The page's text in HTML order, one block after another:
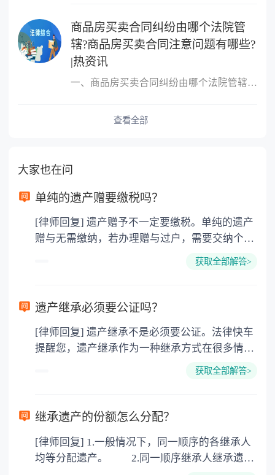
商品房买卖合同纠纷由哪个法院管
辖?商品房买卖合同注意问题有哪些?
|热资讯
一、商品房买卖合同纠纷由哪个法院管辖?很多人的概念中，只要是房屋
查看全部
大家也在问
单纯的遗产赠要缴税吗？
[律师回复] 遗产赠予不一定要缴税。单纯的遗产
赠与无需缴纳，若办理赠与过户，需要交纳个人
所得税、契税和公证费。赠与过户是没有增值税
要缴纳公证费，具体如下： 1. 公证费：按房
3. 印花税：按房屋评估价的0.05%缴纳 4. 土
地增值税：按房价1%缴纳 5. 房屋产权登记费：
获取全部解答>
遗产继承必须要公证吗？
[律师回复] 遗产继承不是必须要公证。法律快车
提醒您，遗产继承作为一种继承方式在很多情况
下都是不需要公证的，当然，如果需要公正的也
以防对财产继承发生纠纷，可以对遗产继承进行
公证。
获取全部解答>
继承遗产的份额怎么分配？
[律师回复] 1.一般情况下，同一顺序的各继承人
均等分配遗产。 2.同一顺序继承人继承遗产